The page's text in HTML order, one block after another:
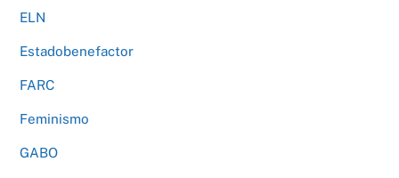
ELN
Estadobenefactor
FARC
Feminismo
GABO